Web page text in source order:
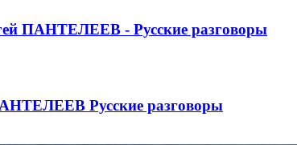
- Русские разговоры
Русские разговоры